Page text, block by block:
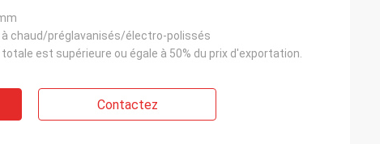
à chaud/préglavanisés/électro-polissés
totale est supérieure ou égale à 50% du prix d'exportation.
Contactez